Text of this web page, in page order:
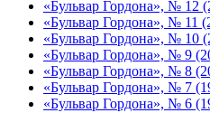
«Бульвар Гордона», № 12
«Бульвар Гордона», № 11
«Бульвар Гордона», № 10
«Бульвар Гордона», № 9
«Бульвар Гордона», № 8
«Бульвар Гордона», № 7
«Бульвар Гордона», № 6